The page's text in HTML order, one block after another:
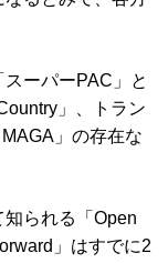
ーパーPAC」と
」、トラン
」の存在な
られる「Open
」はすでに2